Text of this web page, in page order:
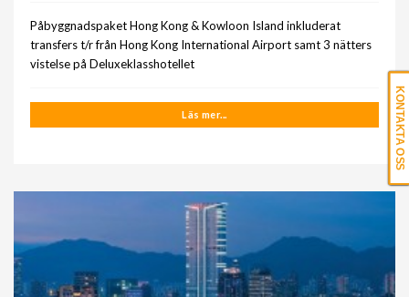
Påbyggnadspaket Hong Kong & Kowloon Island inkluderat
transfers t/r från Hong Kong International Airport samt 3 nätters
vistelse på Deluxeklasshotellet
Läs mer... KONTAKTA OSS